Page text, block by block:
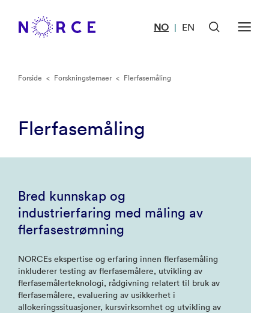
NO | EN
Forside < Forskningstemaer < Flerfasemåling
Flerfasemåling
Bred kunnskap og
industrierfaring med måling av
flerfasestrømning
NORCEs ekspertise og erfaring innen flerfasemåling
inkluderer testing av flerfasemålere, utvikling av
flerfasemålerteknologi, rådgivning relatert til bruk av
flerfasemålere, evaluering av usikkerhet i
allokeringssituasjoner, kursvirksomhet og utvikling av